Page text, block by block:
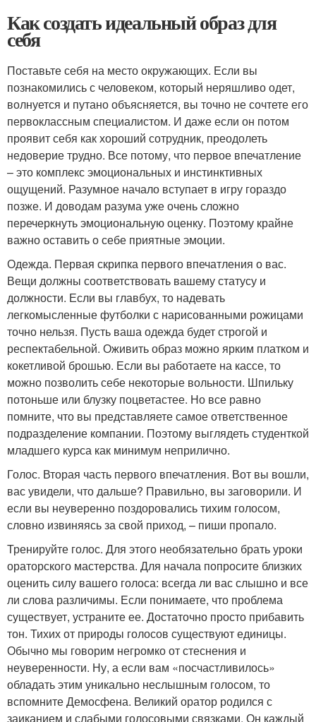
Как создать идеальный образ для
себя
Поставьте себя на место окружающих. Если вы
познакомились с человеком, который неряшливо одет,
волнуется и путано объясняется, вы точно не сочтете его
первоклассным специалистом. И даже если он потом
проявит себя как хороший сотрудник, преодолеть
недоверие трудно. Все потому, что первое впечатление
– это комплекс эмоциональных и инстинктивных
ощущений. Разумное начало вступает в игру гораздо
позже. И доводам разума уже очень сложно
перечеркнуть эмоциональную оценку. Поэтому крайне
важно оставить о себе приятные эмоции.
Одежда. Первая скрипка первого впечатления о вас.
Вещи должны соответствовать вашему статусу и
должности. Если вы главбух, то надевать
легкомысленные футболки с нарисованными рожицами
точно нельзя. Пусть ваша одежда будет строгой и
респектабельной. Оживить образ можно ярким платком и
кокетливой брошью. Если вы работаете на кассе, то
можно позволить себе некоторые вольности. Шпильку
потоньше или блузку поцветастее. Но все равно
помните, что вы представляете самое ответственное
подразделение компании. Поэтому выглядеть студенткой
младшего курса как минимум неприлично.
Голос. Вторая часть первого впечатления. Вот вы вошли,
вас увидели, что дальше? Правильно, вы заговорили. И
если вы неуверенно поздоровались тихим голосом,
словно извиняясь за свой приход, – пиши пропало.
Тренируйте голос. Для этого необязательно брать уроки
ораторского мастерства. Для начала попросите близких
оценить силу вашего голоса: всегда ли вас слышно и все
ли слова различимы. Если понимаете, что проблема
существует, устраните ее. Достаточно просто прибавить
тон. Тихих от природы голосов существуют единицы.
Обычно мы говорим негромко от стеснения и
неуверенности. Ну, а если вам «посчастливилось»
обладать этим уникально неслышным голосом, то
вспомните Демосфена. Великий оратор родился с
заиканием и слабыми голосовыми связками. Он каждый